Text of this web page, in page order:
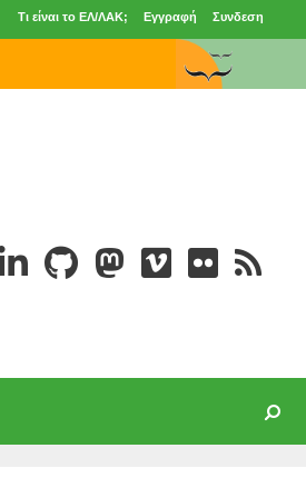
Τι είναι το ΕΛ/ΛΑΚ; Εγγραφή Συνδεση
Search